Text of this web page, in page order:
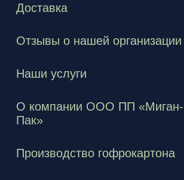
Доставка
Отзывы о нашей организации
Наши услуги
О компании ООО ПП «Миган-
Пак»
Производство гофрокартона